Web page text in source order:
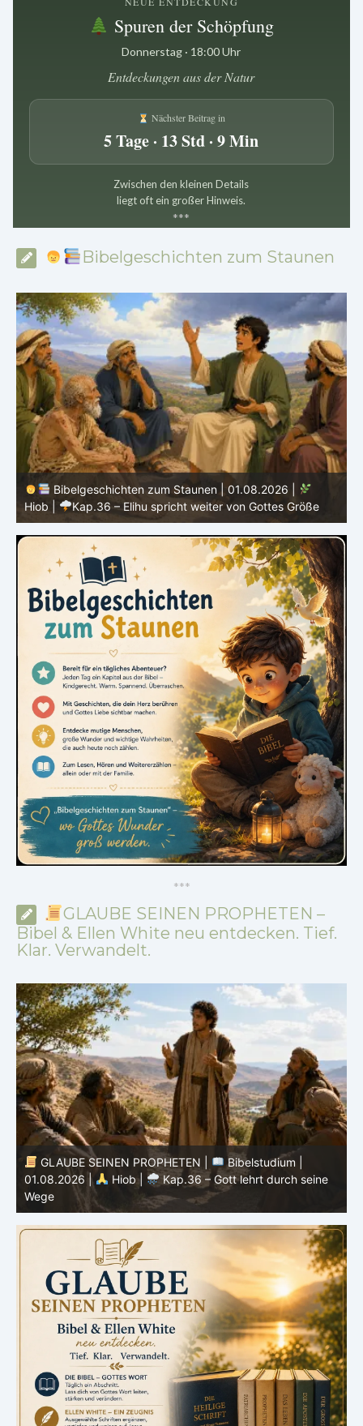
Spuren der Schöpfung
Donnerstag · 18:00 Uhr
Entdeckungen aus der Natur
Nächster Beitrag in
5 Tage · 13 Std · 9 Min
Zwischen den kleinen Details
liegt oft ein großer Hinweis.
***
Bibelgeschichten zum Staunen
Bibelgeschichten zum Staunen | 31.07.2026 |
Hiob
|
Kap.35 – Elihu spricht über Gott, Mensch und Gebet
***
GLAUBE SEINEN PROPHETEN –
Bibel & Ellen White neu entdecken. Tief.
Klar. Verwandelt.
GLAUBE SEINEN PROPHETEN |
Bibelstudium |
31.07.2026 |
Hiob |
Kap.35 – Gott steht über
unserem Verstehen